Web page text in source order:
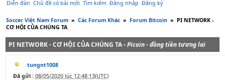
Diễn đàn Chủ đề có bài mới Tìm kiếm Đăng nhập Đăng ký
Soccer Việt Nam Forum » Các Forum Khác » Forum Bitcoin » PI NETWORK -
CƠ HỘI CỦA CHÚNG TA
PI NETWORK - CƠ HỘI CỦA CHÚNG TA -Picoin - đồng tiền tương lai
tungnt1008
Đã gửi : 08/05/2020 lúc 12:48:13(UTC)